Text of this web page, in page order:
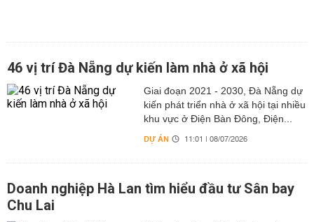
46 vị trí Đà Nẵng dự kiến làm nhà ở xã hội
Giai đoạn 2021 - 2030, Đà Nẵng dự
kiến phát triển nhà ở xã hội tại nhiều
khu vực ở Điện Bàn Đông, Điện...
DỰ ÁN 11:01 | 08/07/2026
Doanh nghiệp Hà Lan tìm hiểu đầu tư Sân bay
Chu Lai